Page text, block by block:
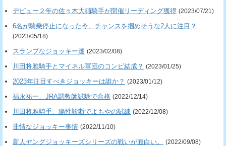
デビュー２年の佐々木大輔騎手が開催リーディング獲得 (2023/07/21)
6名が騎乗停止になった今、チャンスを掴めそうな2人に注目？
(2023/05/18)
スランプなジョッキー達 (2023/02/08)
川田将雅騎手とマイネル軍団のコンビ結成？ (2023/01/25)
2023年注目すべきジョッキーは誰か？ (2023/01/12)
福永祐一、JRA調教師試験で合格 (2022/12/14)
川田将雅騎手、陽性診断でよもやの試練 (2022/12/08)
非情なジョッキー事情 (2022/11/10)
新人ヤングジョッキーズシリーズの戦いが面白い。 (2022/09/08)